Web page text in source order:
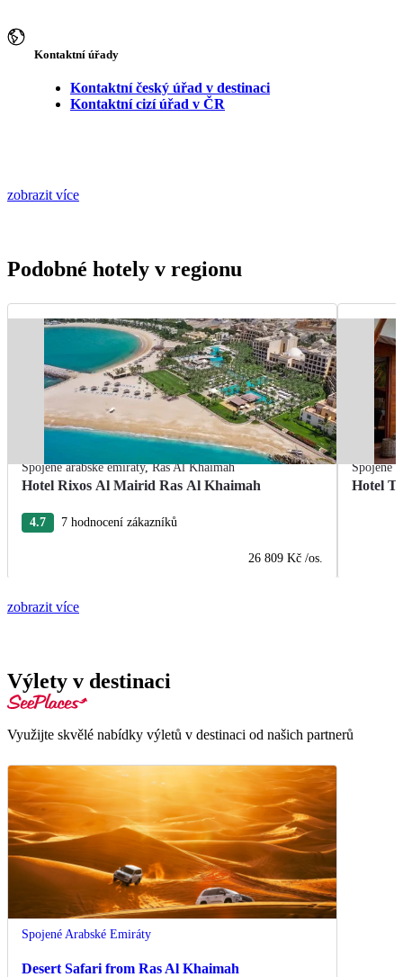
Kontaktní úřady
Kontaktní český úřad v destinaci
Kontaktní cizí úřad v ČR
zobrazit více
Podobné hotely v regionu
Spojené arabské emiráty,Ras Al Khaimah
Hotel Rixos Al Mairid Ras Al Khaimah
4.7 7 hodnocení zákazníků
26 809 Kč /os.
Spojené
Hotel
zobrazit více
Výlety v destinaci
Využijte skvělé nabídky výletů v destinaci od našich partnerů
Spojené Arabské Emiráty
Desert Safari from Ras Al Khaimah